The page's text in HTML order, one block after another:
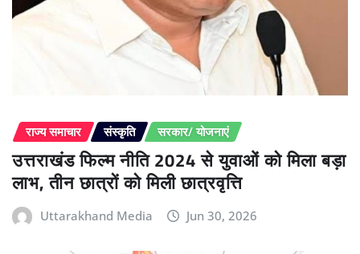
राज्य समाचार संस्कृति सरकार/ योजनाएं
उत्तराखंड फिल्म नीति 2024 से युवाओं को मिला बड़ा
लाभ, तीन छात्रों को मिली छात्रवृत्ति
Uttarakhand Media Jun 30, 2026